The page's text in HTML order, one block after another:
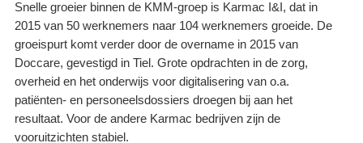
Snelle groeier binnen de KMM-groep is Karmac I&I, dat in
2015 van 50 werknemers naar 104 werknemers groeide. De
groeispurt komt verder door de overname in 2015 van
Doccare, gevestigd in Tiel. Grote opdrachten in de zorg,
overheid en het onderwijs voor digitalisering van o.a.
patiënten- en personeelsdossiers droegen bij aan het
resultaat. Voor de andere Karmac bedrijven zijn de
vooruitzichten stabiel.